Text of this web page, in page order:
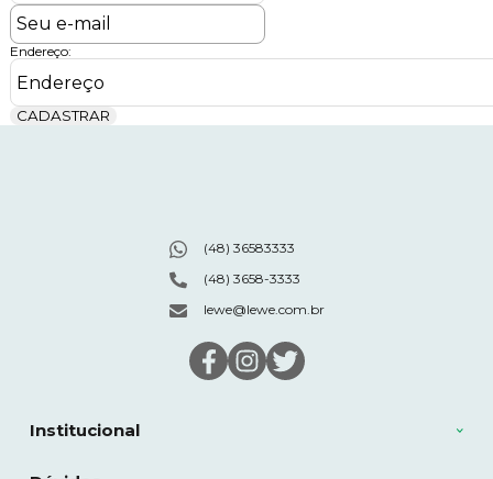
Endereço:
CADASTRAR
Institucional
(48) 36583333
(48) 3658-3333
lewe@lewe.com.br